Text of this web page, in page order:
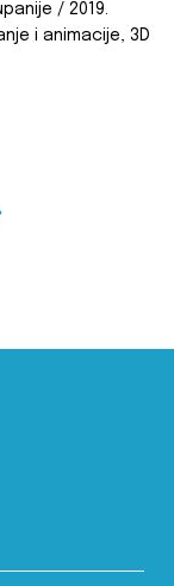
/ 2019.
i animacije, 3D